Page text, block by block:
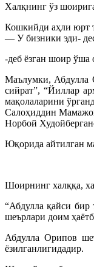
Халқнинг ўз
Кошкийди аҳли юрт
— У бизники эди-
-деб ёзган шоир ўша
Маълумки, Абдулла
сийрат”, “Йиллар
мақолаларини
Салоҳиддин
Норбой
Юқорида айтилган
Шоирнинг халққа,
“Абдулла қайси
шеърлари доим
Абдулла Орипов
ёзилганлигидадир.